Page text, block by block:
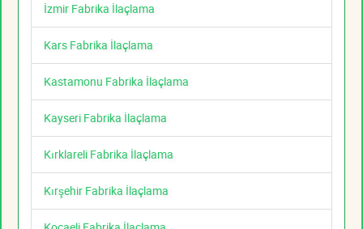
İzmir Fabrika İlaçlama
Kars Fabrika İlaçlama
Kastamonu Fabrika İlaçlama
Kayseri Fabrika İlaçlama
Kırklareli Fabrika İlaçlama
Kırşehir Fabrika İlaçlama